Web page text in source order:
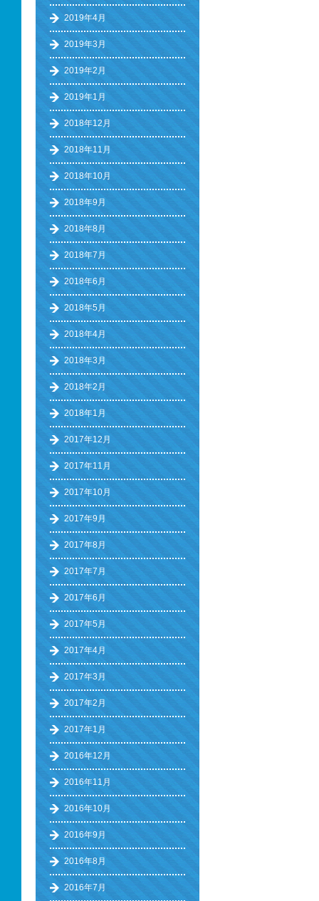
2019年4月
2019年3月
2019年2月
2019年1月
2018年12月
2018年11月
2018年10月
2018年9月
2018年8月
2018年7月
2018年6月
2018年5月
2018年4月
2018年3月
2018年2月
2018年1月
2017年12月
2017年11月
2017年10月
2017年9月
2017年8月
2017年7月
2017年6月
2017年5月
2017年4月
2017年3月
2017年2月
2017年1月
2016年12月
2016年11月
2016年10月
2016年9月
2016年8月
2016年7月